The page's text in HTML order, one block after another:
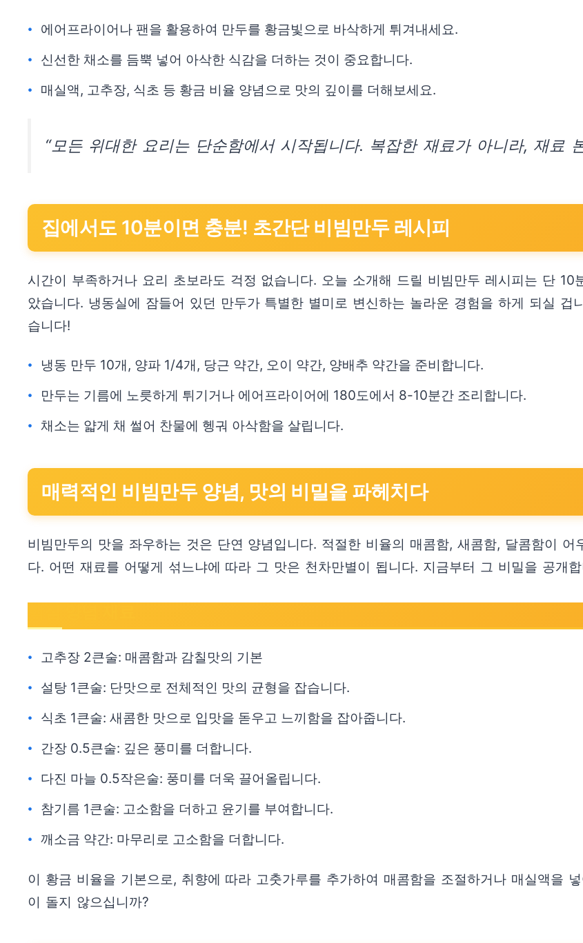
에어프라이어나 팬을 활용하여 만두를 황금빛으로 바삭하게 튀겨내세요.
신선한 채소를 듬뿍 넣어 아삭한 식감을 더하는 것이 중요합니다.
매실액, 고추장, 식초 등 황금 비율 양념으로 맛의 깊이를 더해보세요.
“모든 위대한 요리는 단순함에서 시작됩니다. 복잡한 재료가 아니라, 재료
집에서도 10분이면 충분! 초간단 비빔만두 레시피
시간이 부족하거나 요리 초보라도 걱정 없습니다. 오늘 소개해 드릴 비빔만두 레시피는 단
았습니다. 냉동실에 잠들어 있던 만두가 특별한 별미로 변신하는 놀라운 경험을 하게 되실 겁
습니다!
냉동 만두 10개, 양파 1/4개, 당근 약간, 오이 약간, 양배추 약간을 준비합니다.
만두는 기름에 노릇하게 튀기거나 에어프라이어에 180도에서 8-10분간 조리합니다.
채소는 얇게 채 썰어 찬물에 헹궈 아삭함을 살립니다.
매력적인 비빔만두 양념, 맛의 비밀을 파헤치다
비빔만두의 맛을 좌우하는 것은 단연 양념입니다. 적절한 비율의 매콤함, 새콤함, 달콤함이
다. 어떤 재료를 어떻게 섞느냐에 따라 그 맛은 천차만별이 됩니다. 지금부터 그 비밀을 공개
고추장 2큰술: 매콤함과 감칠맛의 기본
설탕 1큰술: 단맛으로 전체적인 맛의 균형을 잡습니다.
식초 1큰술: 새콤한 맛으로 입맛을 돋우고 느끼함을 잡아줍니다.
간장 0.5큰술: 깊은 풍미를 더합니다.
다진 마늘 0.5작은술: 풍미를 더욱 끌어올립니다.
참기름 1큰술: 고소함을 더하고 윤기를 부여합니다.
깨소금 약간: 마무리로 고소함을 더합니다.
이 황금 비율을 기본으로, 취향에 따라 고춧가루를 추가하여 매콤함을 조절하거나 매실액을
이 돌지 않으십니까?